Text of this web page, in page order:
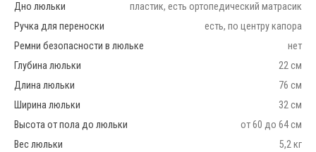
Дно люльки
пластик, есть ортопедический матрасик
Ручка для переноски
есть, по центру капора
Ремни безопасности в люльке
нет
Глубина люльки
22 см
Длина люльки
76 см
Ширина люльки
32 см
Высота от пола до люльки
от 60 до 64 см
Вес люльки
5,2 кг